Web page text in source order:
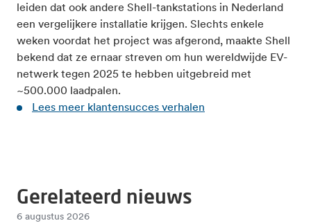
leiden dat ook andere Shell-tankstations in Nederland
een vergelijkere installatie krijgen. Slechts enkele
weken voordat het project was afgerond, maakte Shell
bekend dat ze ernaar streven om hun wereldwijde EV-
netwerk tegen 2025 te hebben uitgebreid met
~500.000 laadpalen.
Lees meer klantensucces verhalen
Gerelateerd nieuws
6 augustus 2026